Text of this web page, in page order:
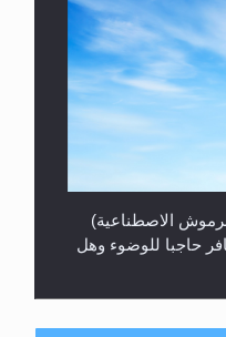
الاصطناعية)
حاجبا للوضوء وهل